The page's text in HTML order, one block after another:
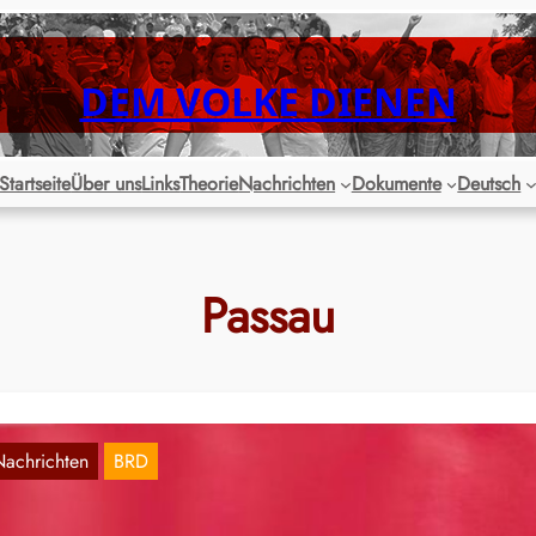
DEM VOLKE DIENEN
StartseiteÜber unsLinksTheorieNachrichten Dokumente Deutsch
Passau
BRD